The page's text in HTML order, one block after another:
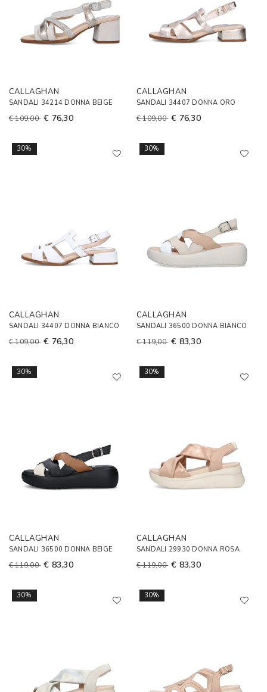
CALLAGHAN
SANDALI 34214 DONNA BEIGE
€ 109,00 € 76,30
CALLAGHAN
SANDALI 34407 DONNA ORO
€ 109,00 € 76,30
30%
CALLAGHAN
SANDALI 34407 DONNA BIANCO
€ 109,00 € 76,30
30%
CALLAGHAN
SANDALI 36500 DONNA BIANCO
€ 119,00 € 83,30
30%
CALLAGHAN
SANDALI 36500 DONNA BEIGE
€ 119,00 € 83,30
30%
CALLAGHAN
SANDALI 29930 DONNA ROSA
€ 119,00 € 83,30
30% 30%